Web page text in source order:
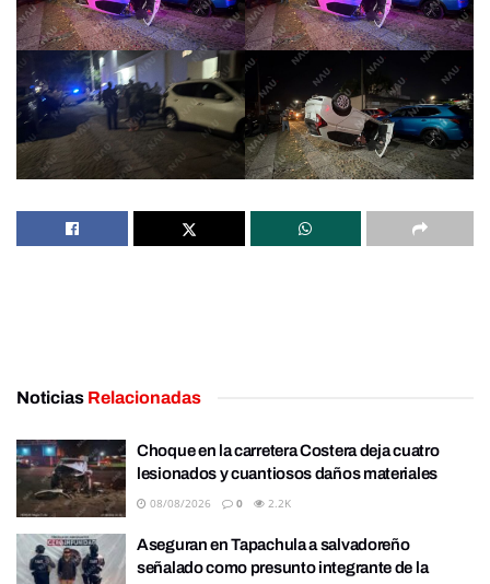
Noticias Relacionadas
Choque en la carretera Costera deja cuatro
lesionados y cuantiosos daños materiales
08/08/2026 0 2.2K
Aseguran en Tapachula a salvadoreño
señalado como presunto integrante de la